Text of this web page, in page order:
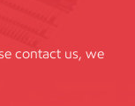
contact us, we